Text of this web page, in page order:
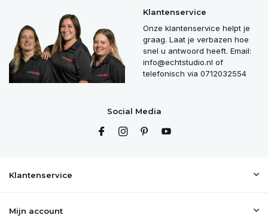
Klantenservice
Onze klantenservice helpt je
graag. Laat je verbazen hoe
snel u antwoord heeft. Email:
info@echtstudio.nl of
telefonisch via 0712032554
Social Media
Klantenservice
Mijn account